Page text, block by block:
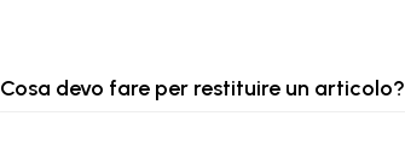
Cosa devo fare per restituire un articolo?